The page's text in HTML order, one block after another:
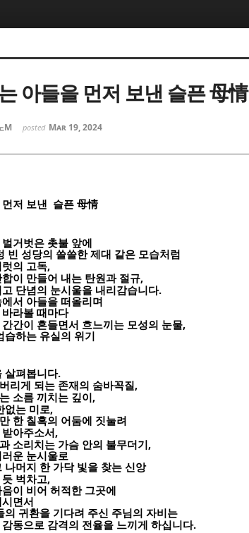
아들을 먼저 보낸 슬픈 母情
M posted Mar 19, 2024
먼저 보낸 슬픈 母情
거벗은 촛불 앞에
빈 성당의 쓸쓸한 제대 같은 모습처럼
의 고독,
이 만들어 내는 탄원과 절규,
단념의 눈시울을 내리감습니다.
서 아들을 떠올리며
라볼 때마다
간이 흔들면서 흐느끼는 모성의 눈물,
하는 유실의 위기
살펴봅니다.
리게 되는 존재의 숨바꼭질,
소름 끼치는 깊이 ,
없는 미로,
한 칠흑의 어둠에 짓눌려
아주소서 ,
소리치는 가슴 안의 불무더기 ,
운 눈시울로
나머지 한 가닥 빛을 찾는 신앙
벅차고,
이 비어 허적한 그곳에
면서
의 귀환을 기다려 주신 주님의 자비는
동으로 감격의 전율을 느끼게 하십니다.
스케치북5
스케치북5